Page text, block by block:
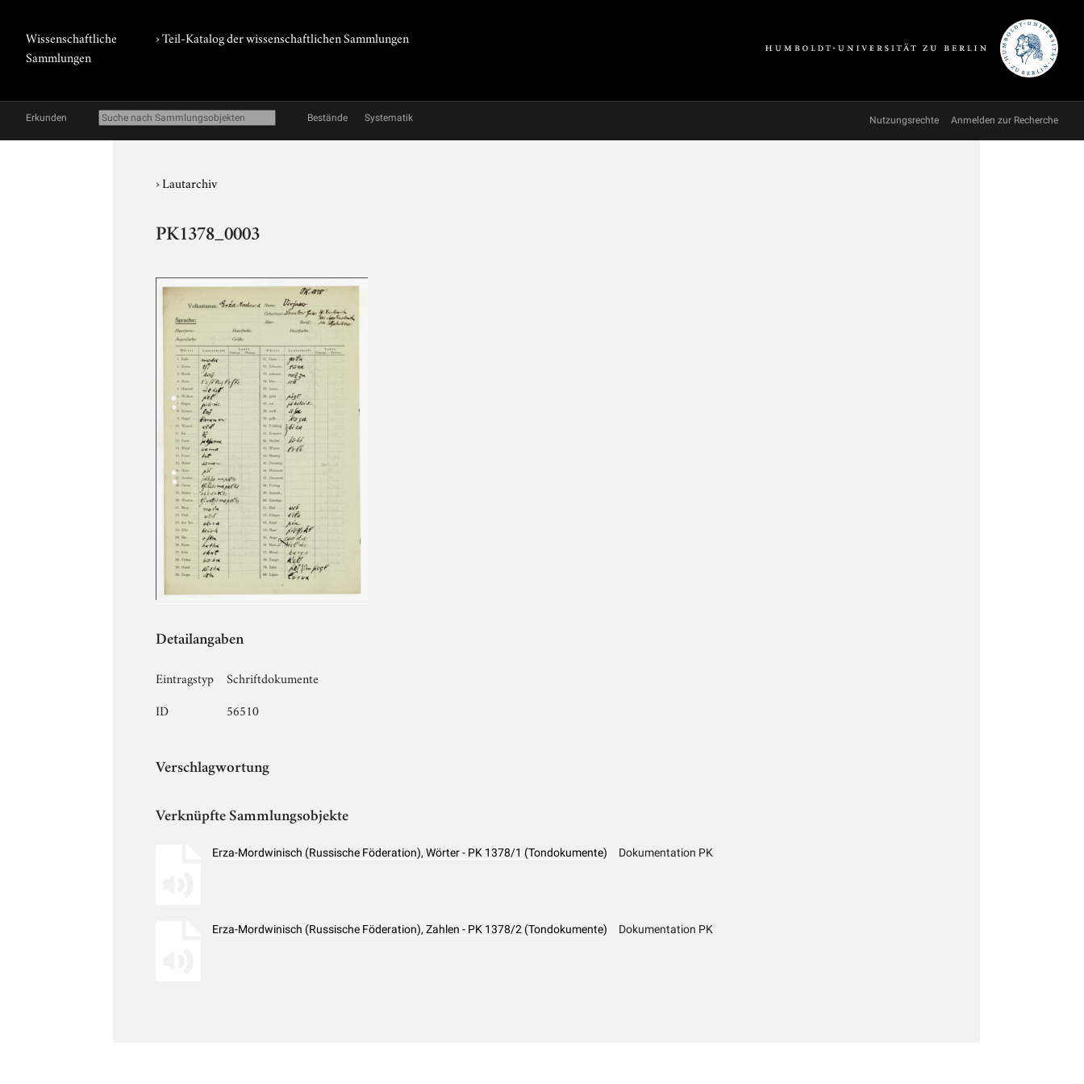
Wissenschaftliche
Sammlungen
› Teil-Katalog der wissenschaftlichen Sammlungen
Erkunden Bestände Systematik Nutzungsrechte Anmelden zur Recherche
›Lautarchiv
PK1378_0003
Detailangaben
Eintragstyp
Schriftdokumente
ID
56510
Verschlagwortung
Verknüpfte Sammlungsobjekte
Erza-Mordwinisch (Russische Föderation), Wörter - PK 1378/1 (Tondokumente) Dokumentation PK
Erza-Mordwinisch (Russische Föderation), Zahlen - PK 1378/2 (Tondokumente) Dokumentation PK